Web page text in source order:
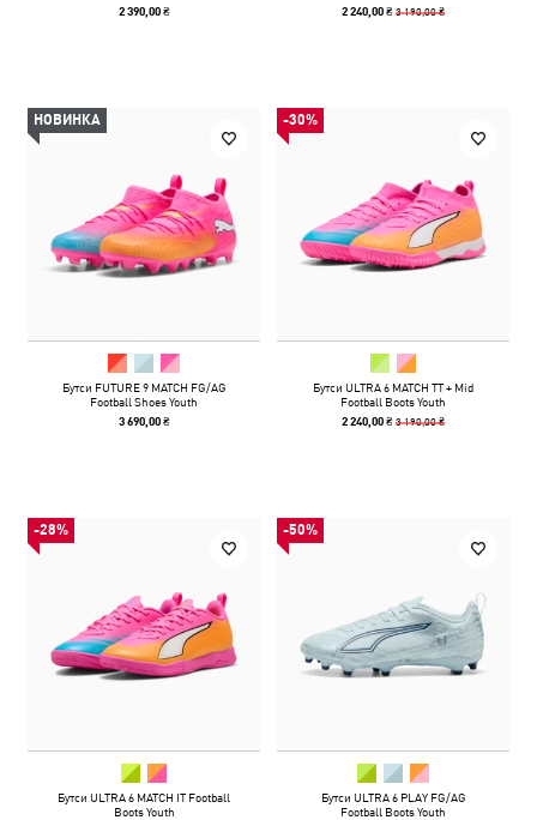
2 390,00 ₴ 2 240,00 ₴3 190,00 ₴
НОВИНКА
Бутси FUTURE 9 MATCH FG/AG
Football Shoes Youth
3 690,00 ₴
-30%
Бутси ULTRA 6 MATCH TT + Mid
Football Boots Youth
2 240,00 ₴3 190,00 ₴
-28%
Бутси ULTRA 6 MATCH IT Football
Boots Youth
-50%
Бутси ULTRA 6 PLAY FG/AG
Football Boots Youth